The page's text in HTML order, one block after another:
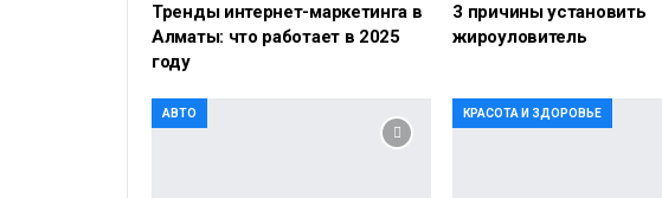
Тренды интернет-маркетинга в
Алматы: что работает в 2025
году
3 причины установить
жироуловитель
АВТО КРАСОТА И ЗДОРОВЬЕ